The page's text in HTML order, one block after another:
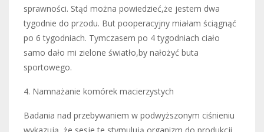
sprawności. Stąd można powiedzieć,że jestem dwa
tygodnie do przodu. But pooperacyjny miałam ściągnąć
po 6 tygodniach. Tymczasem po 4 tygodniach ciało
samo dało mi zielone światło,by nałożyć buta
sportowego.
4. Namnażanie komórek macierzystych
Badania nad przebywaniem w podwyższonym ciśnieniu